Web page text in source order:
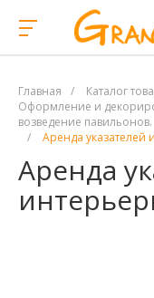
Главная / Каталог
Оформление и
возведение павильонов.
/
Аренда указателей
Аренда